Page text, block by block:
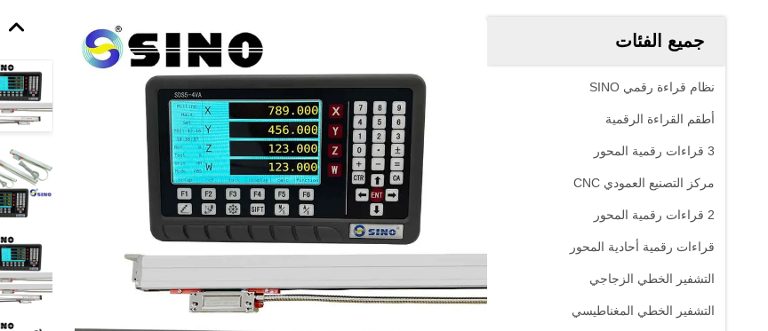
جميع الفئات
نظام قراءة رقمي SINO
أطقم القراءة الرقمية
3 قراءات رقمية المحور
مركز التصنيع العمودي CNC
2 قراءات رقمية المحور
قراءات رقمية أحادية المحور
التشفير الخطي الزجاجي
التشفير الخطي المغناطيسي